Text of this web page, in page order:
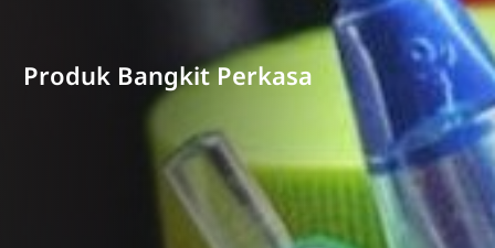
Produk Bangkit Perkasa